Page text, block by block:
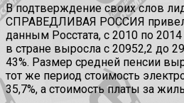
В подтверждение своих слов
СПРАВЕДЛИВАЯ РОССИЯ привел
данным Росстата, с 2010 по
в стране выросла с 20952,2 до
43%. Размер средней пенсии
тот же период стоимость
35,7%, а стоимость платы за